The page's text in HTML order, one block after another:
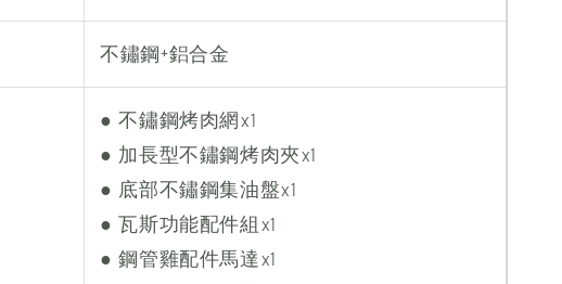
不鏽鋼+鋁合金
● 不鏽鋼烤肉網x1
● 加長型不鏽鋼烤肉夾x1
● 底部不鏽鋼集油盤x1
● 瓦斯功能配件組x1
● 鋼管雞配件馬達x1